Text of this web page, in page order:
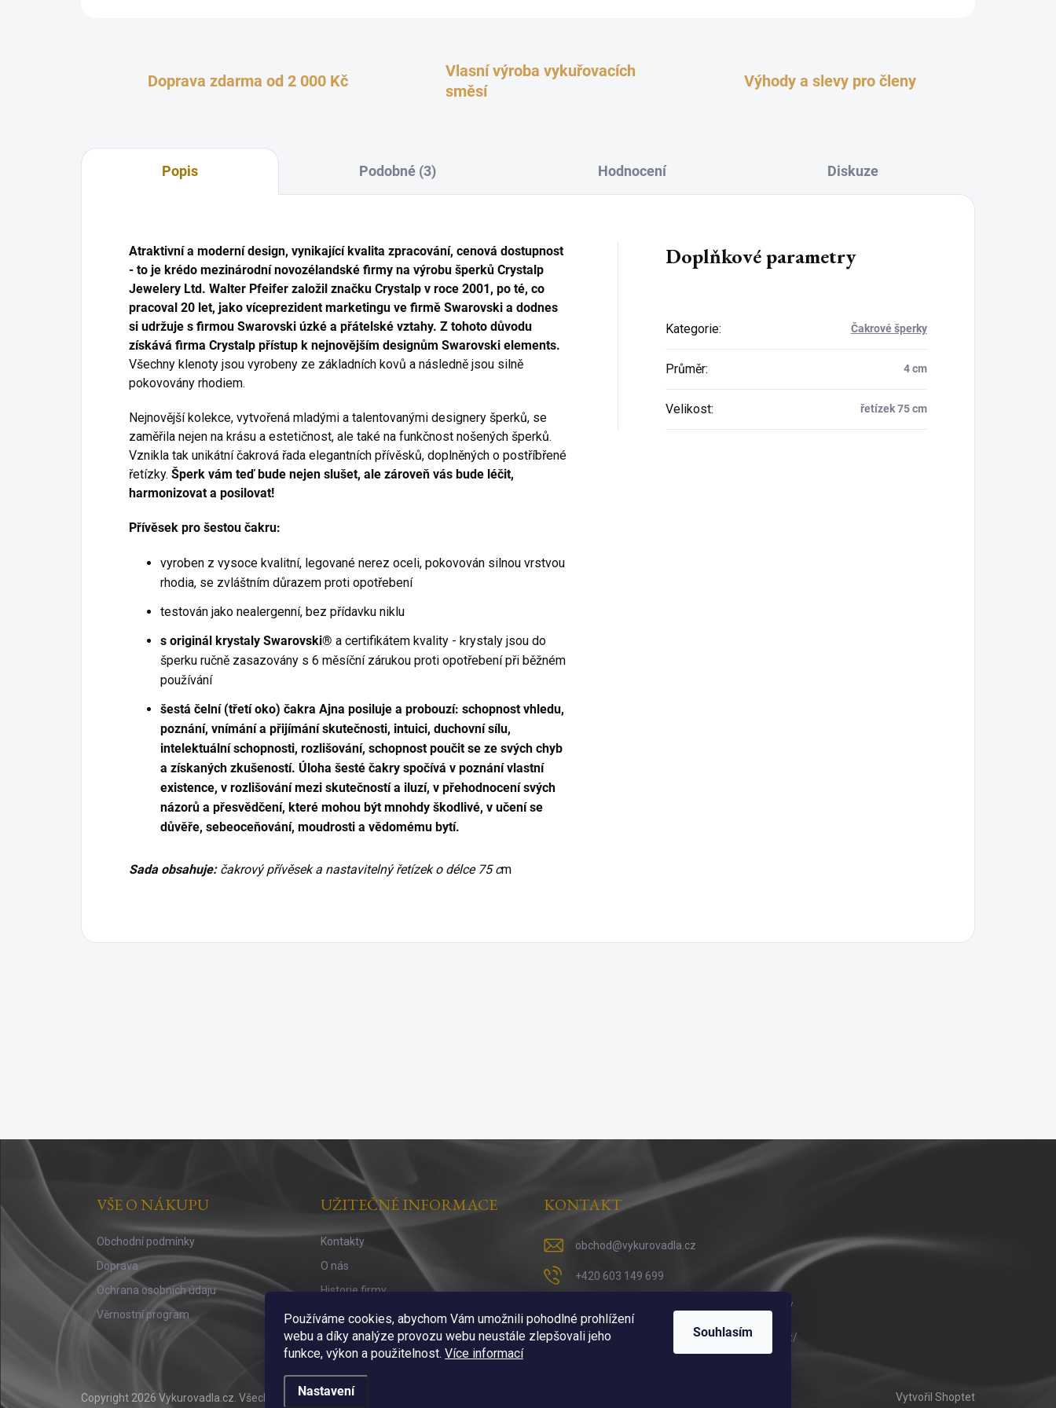
Používáme cookies, abychom Vám umožnili pohodlné prohlížení
webu a díky analýze provozu webu neustále zlepšovali jeho
funkce, výkon a použitelnost. Více informací
Nastavení
Souhlasím
Doprava zdarma od 2 000 Kč
Vlasní výroba vykuřovacích
směsí
Výhody a slevy pro členy
Popis Podobné (3) Hodnocení Diskuze
Atraktivní a moderní design, vynikající kvalita zpracování, cenová dostupnost
- to je krédo mezinárodní novozélandské firmy na výrobu šperků Crystalp
Jewelery Ltd. Walter Pfeifer založil značku Crystalp v roce 2001, po té, co
pracoval 20 let, jako víceprezident marketingu ve firmě Swarovski a dodnes
si udržuje s firmou Swarovski úzké a přátelské vztahy. Z tohoto důvodu
získává firma Crystalp přístup k nejnovějším designům Swarovski elements.
Všechny klenoty jsou vyrobeny ze základních kovů a následně jsou silně
pokovovány rhodiem.
Nejnovější kolekce, vytvořená mladými a talentovanými designery šperků, se
zaměřila nejen na krásu a estetičnost, ale také na funkčnost nošených šperků.
Vznikla tak unikátní čakrová řada elegantních přívěsků, doplněných o postříbřené
řetízky. Šperk vám teď bude nejen slušet, ale zároveň vás bude léčit,
harmonizovat a posilovat!
Přívěsek pro šestou čakru:
vyroben z vysoce kvalitní, legované nerez oceli, pokovován silnou vrstvou
rhodia, se zvláštním důrazem proti opotřebení
testován jako nealergenní, bez přídavku niklu
s originál krystaly Swarovski® a certifikátem kvality - krystaly jsou do
šperku ručně zasazovány s 6 měsíční zárukou proti opotřebení při běžném
používání
šestá čelní (třetí oko) čakra Ajna posiluje a probouzí: schopnost vhledu,
poznání, vnímání a přijímání skutečnosti, intuici, duchovní sílu,
intelektuální schopnosti, rozlišování, schopnost poučit se ze svých chyb
a získaných zkušeností. Úloha šesté čakry spočívá v poznání vlastní
existence, v rozlišování mezi skutečností a iluzí, v přehodnocení svých
názorů a přesvědčení, které mohou být mnohdy škodlivé, v učení se
důvěře, sebeoceňování, moudrosti a vědomému bytí.
Sada obsahuje:čakrový přívěsek a nastavitelný řetízek o délce 75 cm
Doplňkové parametry
Kategorie: Čakrové šperky
Průměr: 4 cm
Velikost: řetízek 75 cm
t
VŠE O NÁKUPU
Obchodní podmínky
Doprava
Ochrana osobních údaju
Věrnostní program
UŽITEČNÉ INFORMACE
Kontakty
O nás
Historie firmy
Vůně a vykuřováni
KONTAKT
obchod@vykurovadla.cz
+420 603 149 699
https://www.facebook.com/vykurovadla.cz/
https://www.instagram.com/vykurovadla.cz/
Vytvořil Shoptet
Copyright 2026 Vykurovadla.cz . Všechna práva vyhrazena.